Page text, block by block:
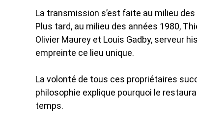
La transmission s’est faite au milieu
Plus tard, au milieu des années 1980,
Olivier Maurey et Louis Gadby, serveur
empreinte ce lieu unique.
La volonté de tous ces propriétaires
philosophie explique pourquoi le
temps.